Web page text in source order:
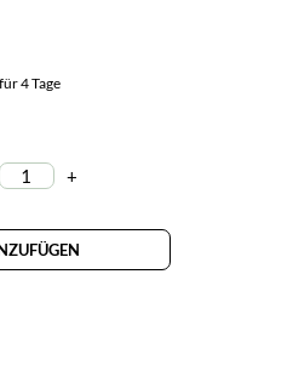
4 Tage
+